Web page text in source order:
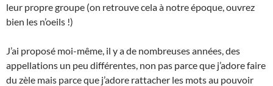
leur propre groupe (on retrouve cela à notre époque, ouvrez
bien les n’oeils !)
J’ai proposé moi-même, il y a de nombreuses années, des
appellations un peu différentes, non pas parce que j’adore faire
du zèle mais parce que j’adore rattacher les mots au pouvoir